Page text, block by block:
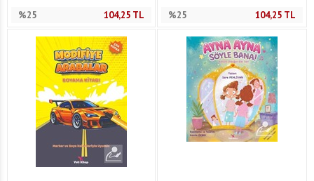
%25 104,25TL %25 104,25 TL